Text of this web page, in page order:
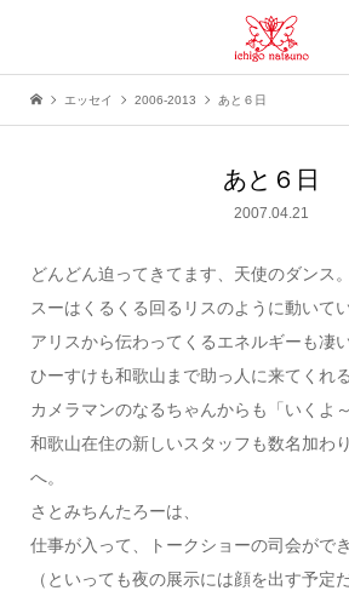
エッセイ 2006-2013 あと６日
あと６日
2007.04.21
どんどん迫ってきてます、天使のダンス。
スーはくるくる回るリスのように動いて
アリスから伝わってくるエネルギーも凄い
ひーすけも和歌山まで助っ人に来てくれ
カメラマンのなるちゃんからも「いくよ
和歌山在住の新しいスタッフも数名加わ
へ。
さとみちんたろーは、
仕事が入って、トークショーの司会がで
（といっても夜の展示には顔を出す予定